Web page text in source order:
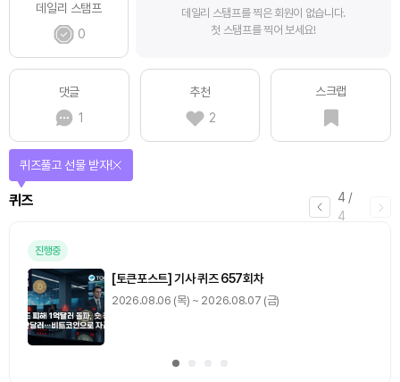
데일리 스탬프
0
데일리 스탬프를 찍은 회원이 없습니다.
첫 스탬프를 찍어 보세요!
댓글
1
추천
2
스크랩
4 /
4
퀴즈
퀴즈풀고 선물 받자!
진행중
[토큰포스트] 기사 퀴즈 657회차
2026.08.06 (목) ~ 2026.08.07 (금)